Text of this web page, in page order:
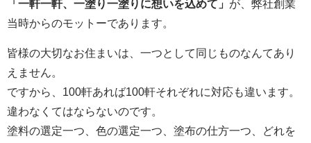
「一軒一軒、一塗り一塗りに想いを込めて」 が、弊社創業
当時からのモットーであります。
皆様の大切なお住まいは、一つとして同じものなんてあり
えません。
ですから、100軒あれば100軒それぞれに対応も違います。
違わなくてはならないのです。
塗料の選定一つ、色の選定一つ、塗布の仕方一つ、どれを